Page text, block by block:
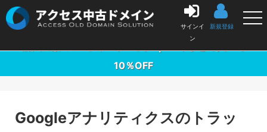
サインイ
ン
新規登録
10％OFF
Googleアナリティクスのトラッ